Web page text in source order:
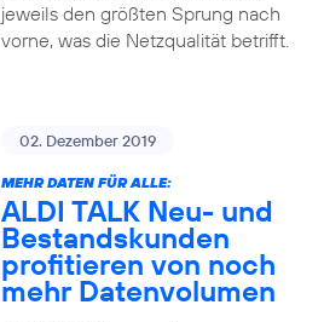
jeweils den größten Sprung nach
vorne, was die Netzqualität betrifft.
02. Dezember 2019
MEHR DATEN FÜR ALLE:
ALDI TALK Neu- und
Bestandskunden
profitieren von noch
mehr Datenvolumen